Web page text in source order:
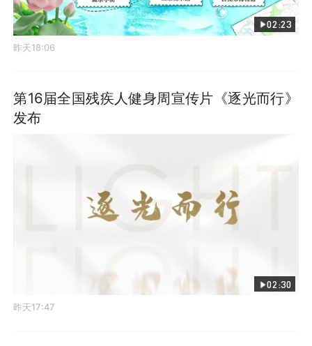
02:23
昨天18:06
第16届全国残疾人健身周宣传片《逐光而行》
发布
02:30
昨天17:47